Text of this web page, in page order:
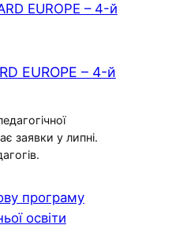
EUROPE – 4-й
заявки у липні.